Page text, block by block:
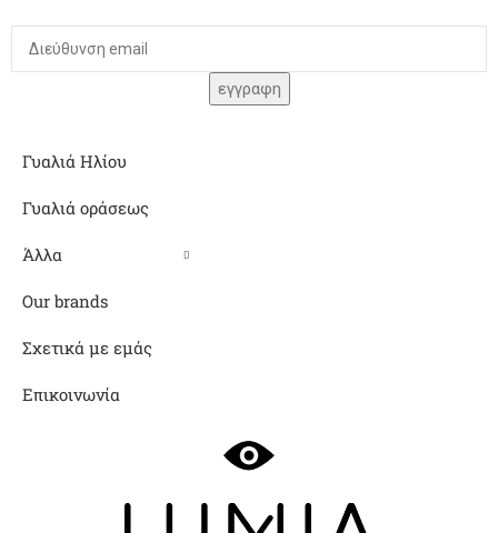
Γυαλιά Ηλίου
Γυαλιά οράσεως
Άλλα
Our brands
Σχετικά με εμάς
Επικοινωνία